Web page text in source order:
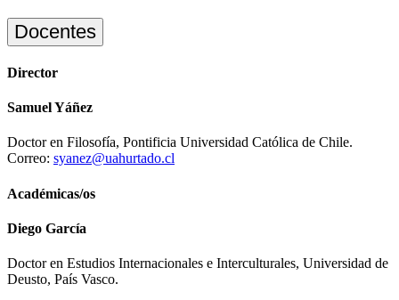
Docentes
Director
Samuel Yáñez
Doctor en Filosofía, Pontificia Universidad Católica de Chile.
Correo: syanez@uahurtado.cl
Académicas/os
Diego García
Doctor en Estudios Internacionales e Interculturales, Universidad de
Deusto, País Vasco.